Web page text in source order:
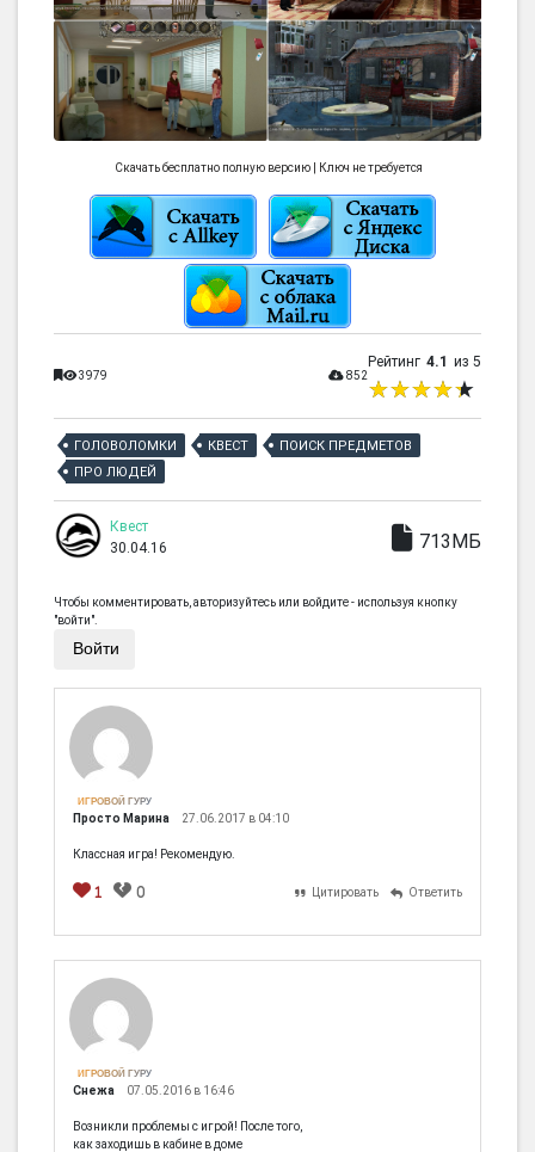
Скачать бесплатно полную версию | Ключ не требуется
3979 852
Рейтинг 4.1 из 5
ГОЛОВОЛОМКИ КВЕСТ
ПОИСК ПРЕДМЕТОВ
ПРО ЛЮДЕЙ
Квест
30.04.16
713МБ
Чтобы комментировать, авторизуйтесь или войдите - используя кнопку
"войти".
Войти
ИГРОВОЙ ГУРУ
Просто Марина 27.06.2017 в 04:10
Классная игра! Рекомендую.
1 0 Цитировать Ответить
ИГРОВОЙ ГУРУ
Снежа 07.05.2016 в 16:46
Возникли проблемы с игрой! После того,
как заходишь в кабине в доме